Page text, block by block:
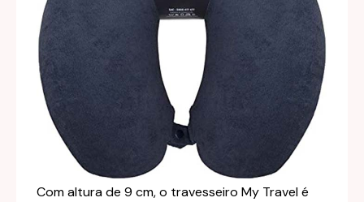
Com altura de 9 cm, o travesseiro My Travel é